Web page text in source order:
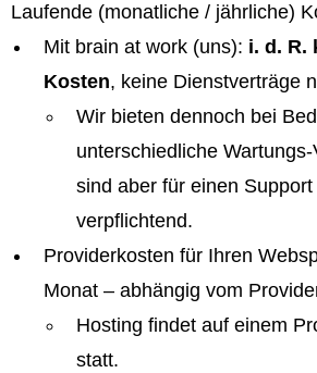
Laufende (monatliche / jährliche)
Mit brain at work (uns): i. d. R.
Kosten, keine Dienstverträge
Wir bieten dennoch bei
unterschiedliche
sind aber für einen
verpflichtend.
Providerkosten für Ihren
Monat – abhängig vom
Hosting findet auf einem
statt.